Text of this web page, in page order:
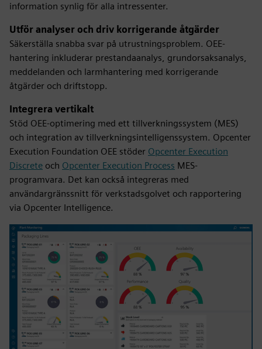
information synlig för alla intressenter.
Utför analyser och driv korrigerande åtgärder
Säkerställa snabba svar på utrustningsproblem. OEE-
hantering inkluderar prestandaanalys, grundorsaksanalys,
meddelanden och larmhantering med korrigerande
åtgärder och driftstopp.
Integrera vertikalt
Stöd OEE-optimering med ett tillverkningssystem (MES)
och integration av tillverkningsintelligenssystem. Opcenter
Execution Foundation OEE stöder Opcenter Execution
Discrete och Opcenter Execution Process MES-
programvara. Det kan också integreras med
användargränssnitt för verkstadsgolvet och rapportering
via Opcenter Intelligence.